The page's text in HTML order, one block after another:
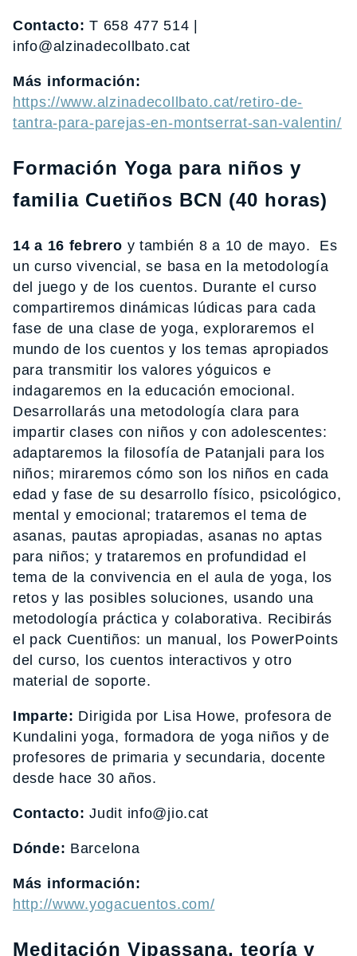
Contacto: T 658 477 514 |
info@alzinadecollbato.cat
Más información:
https://www.alzinadecollbato.cat/retiro-de-
tantra-para-parejas-en-montserrat-san-valentin/
Formación Yoga para niños y
familia Cuetiños BCN (40 horas)
14 a 16 febrero y también 8 a 10 de mayo. Es
un curso vivencial, se basa en la metodología
del juego y de los cuentos. Durante el curso
compartiremos dinámicas lúdicas para cada
fase de una clase de yoga, exploraremos el
mundo de los cuentos y los temas apropiados
para transmitir los valores yóguicos e
indagaremos en la educación emocional.
Desarrollarás una metodología clara para
impartir clases con niños y con adolescentes:
adaptaremos la filosofía de Patanjali para los
niños; miraremos cómo son los niños en cada
edad y fase de su desarrollo físico, psicológico,
mental y emocional; trataremos el tema de
asanas, pautas apropiadas, asanas no aptas
para niños; y trataremos en profundidad el
tema de la convivencia en el aula de yoga, los
retos y las posibles soluciones, usando una
metodología práctica y colaborativa. Recibirás
el pack Cuentiños: un manual, los PowerPoints
del curso, los cuentos interactivos y otro
material de soporte.
Imparte: Dirigida por Lisa Howe, profesora de
Kundalini yoga, formadora de yoga niños y de
profesores de primaria y secundaria, docente
desde hace 30 años.
Contacto: Judit info@jio.cat
Dónde: Barcelona
Más información:
http://www.yogacuentos.com/
Meditación Vipassana, teoría y